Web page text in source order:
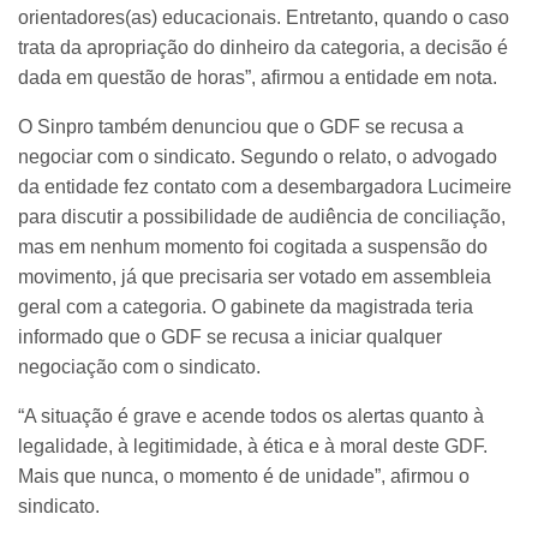
orientadores(as) educacionais. Entretanto, quando o caso
trata da apropriação do dinheiro da categoria, a decisão é
dada em questão de horas”, afirmou a entidade em nota.
O Sinpro também denunciou que o GDF se recusa a
negociar com o sindicato. Segundo o relato, o advogado
da entidade fez contato com a desembargadora Lucimeire
para discutir a possibilidade de audiência de conciliação,
mas em nenhum momento foi cogitada a suspensão do
movimento, já que precisaria ser votado em assembleia
geral com a categoria. O gabinete da magistrada teria
informado que o GDF se recusa a iniciar qualquer
negociação com o sindicato.
“A situação é grave e acende todos os alertas quanto à
legalidade, à legitimidade, à ética e à moral deste GDF.
Mais que nunca, o momento é de unidade”, afirmou o
sindicato.